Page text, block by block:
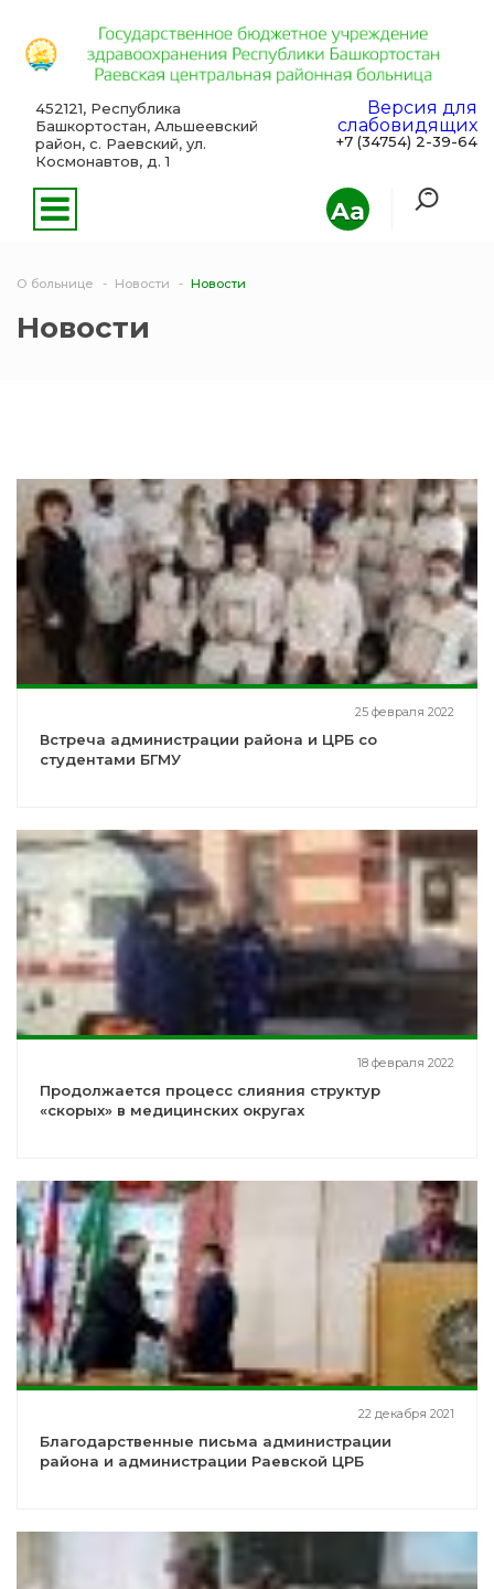
Aa
452121, Республика
Башкортостан, Альшеевский
район, с. Раевский, ул.
Космонавтов, д. 1
Версия для
слабовидящих
+7 (34754) 2-39-64
О больнице Новости Новости
Новости
25 февраля 2022
Встреча администрации района и ЦРБ со
студентами БГМУ
18 февраля 2022
Продолжается процесс слияния структур
«скорых» в медицинских округах
22 декабря 2021
Благодарственные письма администрации
района и администрации Раевской ЦРБ